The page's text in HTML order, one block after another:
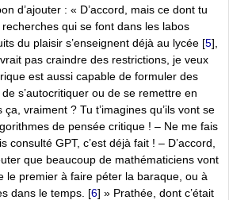
d’ajouter : « D’accord, mais ce dont tu
recherches qui se font dans les labos
du plaisir s’enseignent déjà au lycée [5]
pas craindre des restrictions, je veux
est aussi capable de formuler des
s’autocritiquer ou de se remettre en
vraiment ? Tu t’imagines qu’ils vont se
de pensée critique ! – Ne me fais
consulté GPT, c’est déjà fait ! – D’accord,
que beaucoup de mathématiciens vont
le premier à faire péter la baraque, ou à
dans le temps. [6] » Prathée, dont c’était